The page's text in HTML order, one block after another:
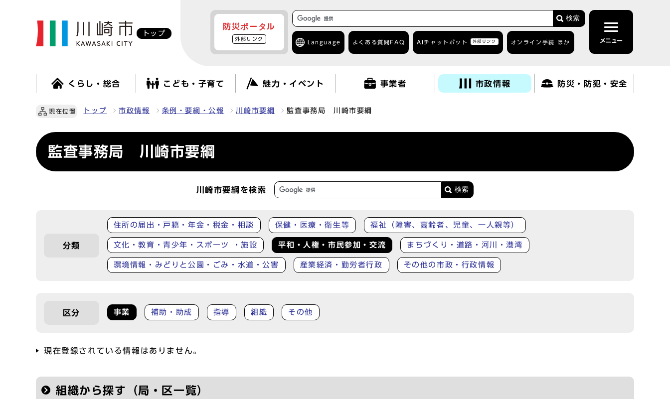
トップ
防災ポータル
外部リンク
検索
Language よくある質問 FAQ AIチャットボット 外部リンク オンライン手続 ほか メニュー
くらし・総合 こども・子育て 魅力・イベント 事業者 市政情報 防災・防犯・安全
現在位置 トップ 市政情報 条例・要綱・公報 川崎市要綱 監査事務局 川崎市要綱
監査事務局 川崎市要綱
川崎市要綱を検索
分類
住所の届出・戸籍・年金・税金・相談 保健・医療・衛生等 福祉（障害、高齢者、児童、一人親等）
文化・教育・青少年・スポーツ ・施設 平和・人権・市民参加・交流 まちづくり・道路・河川・港湾
環境情報・みどりと公園・ごみ・水道・公害 産業経済・勤労者行政 その他の市政・行政情報
区分 事業 補助・助成 指導 組織 その他
現在登録されている情報はありません。
組織から探す（局・区一覧）